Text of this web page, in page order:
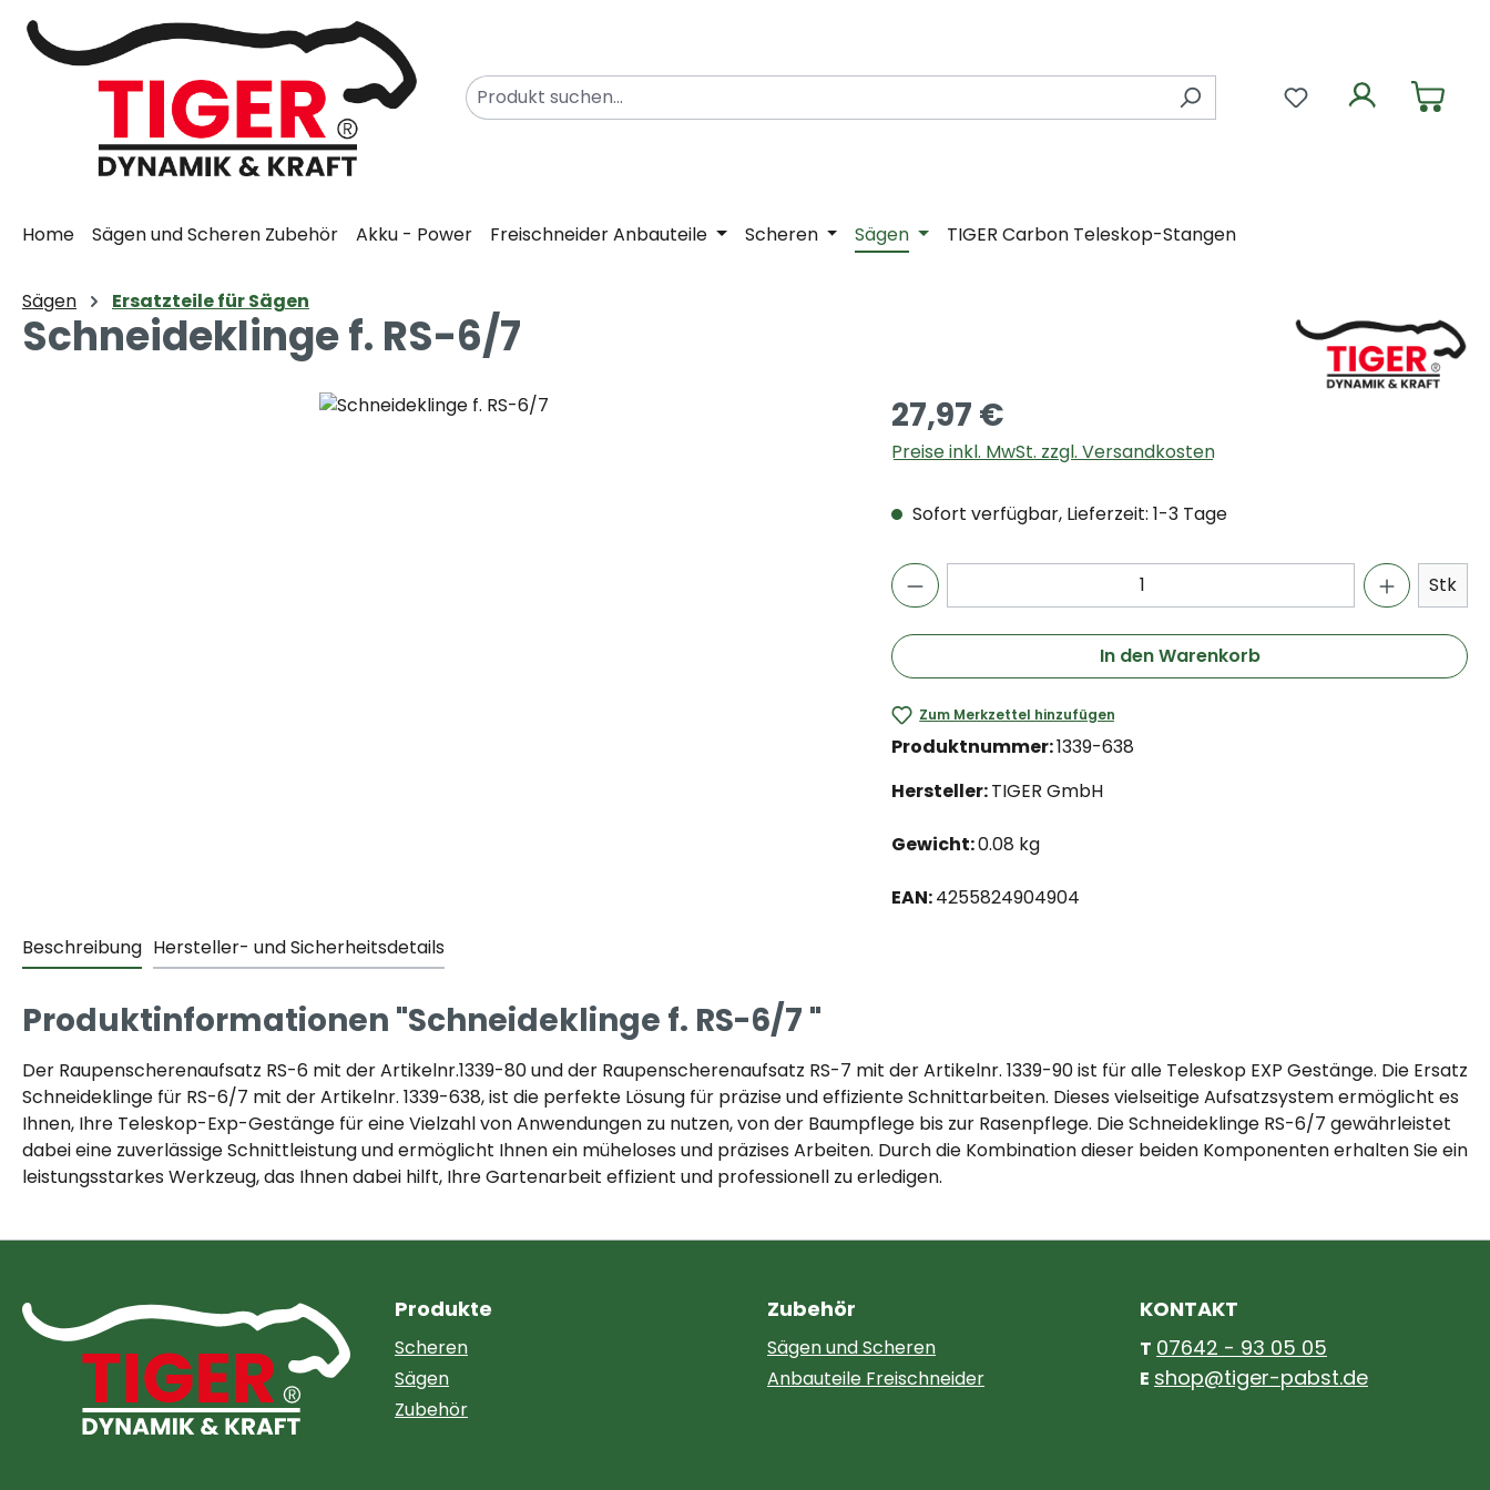
Hauptinhalt springen
Zur Suche springen
Zur Hauptnavigation springen
Du hast 0
Home Sägen und Scheren Zubehör Akku - Power Freischneider Anbauteile Scheren Sägen TIGER Carbon Teleskop-Stangen
Sägen Ersatzteile für Sägen
Schneideklinge f. RS-6/7
27,97 €
Preise inkl. MwSt. zzgl. Versandkosten
Sofort verfügbar, Lieferzeit: 1-3 Tage
Stk
In den Warenkorb
Zum Merkzettel hinzufügen
Produktnummer:1339-638
Hersteller:TIGER GmbH
Gewicht:0.08 kg
EAN:4255824904904
Beschreibung Hersteller- und Sicherheitsdetails
Produktinformationen "Schneideklinge f. RS-6/7 "
Der Raupenscherenaufsatz RS-6 mit der Artikelnr.1339-80 und der Raupenscherenaufsatz RS-7 mit der Artikelnr. 1339-90 ist für alle Teleskop EXP Gestänge. Die Ersatz
Schneideklinge für RS-6/7 mit der Artikelnr. 1339-638, ist die perfekte Lösung für präzise und effiziente Schnittarbeiten. Dieses vielseitige Aufsatzsystem ermöglicht es
Ihnen, Ihre Teleskop-Exp-Gestänge für eine Vielzahl von Anwendungen zu nutzen, von der Baumpflege bis zur Rasenpflege. Die Schneideklinge RS-6/7 gewährleistet
dabei eine zuverlässige Schnittleistung und ermöglicht Ihnen ein müheloses und präzises Arbeiten. Durch die Kombination dieser beiden Komponenten erhalten Sie ein
leistungsstarkes Werkzeug, das Ihnen dabei hilft, Ihre Gartenarbeit effizient und professionell zu erledigen.
Produkte
Scheren
Sägen
Zubehör
Zubehör
Sägen und Scheren
Anbauteile Freischneider
KONTAKT
T 07642 - 93 05 05
E shop@tiger-pabst.de